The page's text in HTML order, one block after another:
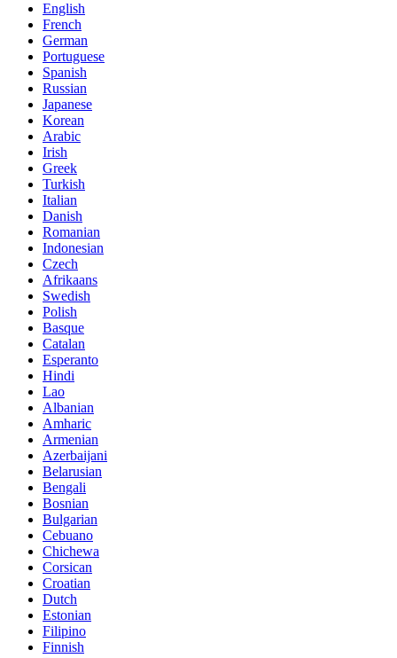
English
French
German
Portuguese
Spanish
Russian
Japanese
Korean
Arabic
Irish
Greek
Turkish
Italian
Danish
Romanian
Indonesian
Czech
Afrikaans
Swedish
Polish
Basque
Catalan
Esperanto
Hindi
Lao
Albanian
Amharic
Armenian
Azerbaijani
Belarusian
Bengali
Bosnian
Bulgarian
Cebuano
Chichewa
Corsican
Croatian
Dutch
Estonian
Filipino
Finnish